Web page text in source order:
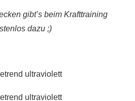
gibt’s beim Krafttraining
dazu ;)